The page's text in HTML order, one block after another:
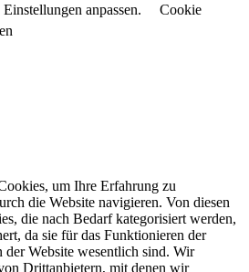
anpassen.
Cookie
um Ihre Erfahrung zu
die Website navigieren. Von diesen
die nach Bedarf kategorisiert werden,
da sie für das Funktionieren der
der Website wesentlich sind. Wir
Drittanbietern, mit denen wir